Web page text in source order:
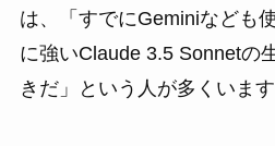
は、「すでにGeminiなども
に強いClaude 3.5 Sonnetの
きだ」という人が多くいます